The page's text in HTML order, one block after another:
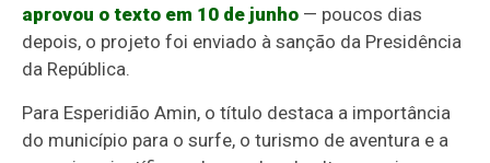
aprovou o texto em 10 de junho — poucos dias
depois, o projeto foi enviado à sanção da Presidência
da República.
Para Esperidião Amin, o título destaca a importância
do município para o surfe, o turismo de aventura e a